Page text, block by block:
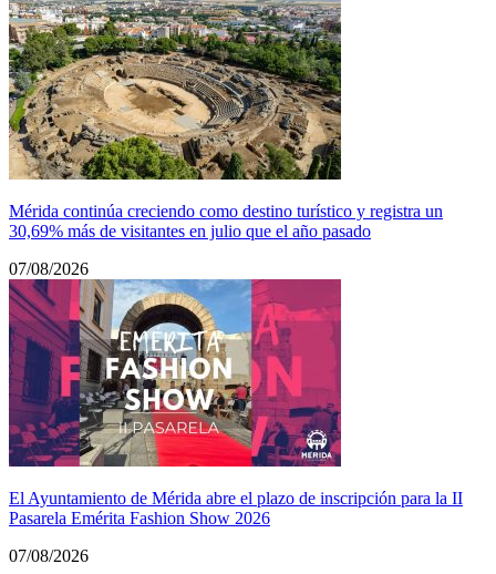
Mérida continúa creciendo como destino turístico y registra un
30,69% más de visitantes en julio que el año pasado
07/08/2026
El Ayuntamiento de Mérida abre el plazo de inscripción para la II
Pasarela Emérita Fashion Show 2026
07/08/2026